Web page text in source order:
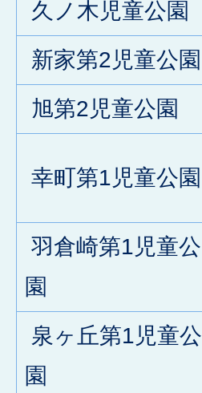
久ノ木児童公園
新家第2児童公園
旭第2児童公園
幸町第1児童公園
羽倉崎第1児童公
園
泉ヶ丘第1児童公
園